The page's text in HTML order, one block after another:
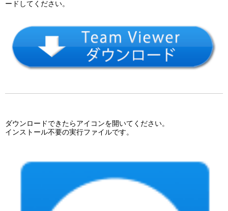
ードしてください。
ダウンロードできたらアイコンを開いてください。
インストール不要の実行ファイルです。